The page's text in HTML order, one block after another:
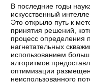
В последние годы
искусственный
Это открыло путь к
принятия решений,
процесс определения
нагнетательных
использованием
алгоритмов
оптимизации
неиспользованного